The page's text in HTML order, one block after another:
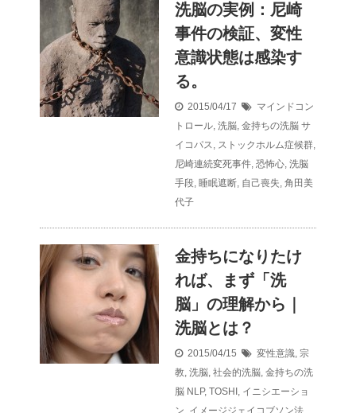
洗脳の実例：尼崎
事件の検証、変性
意識状態は感染す
る。
2015/04/17
マインドコン
トロール, 洗脳, 金持ちの洗脳 サ
イコパス, ストックホルム症候群,
尼崎連続変死事件, 恐怖心, 洗脳
手段, 睡眠遮断, 自己喪失, 角田美
代子
金持ちになりたけ
れば、まず「洗
脳」の理解から｜
洗脳とは？
2015/04/15 変性意識, 宗
教, 洗脳, 社会的洗脳, 金持ちの洗
脳 NLP, TOSHI , イニシエーショ
ン イメージジェイコブソン法